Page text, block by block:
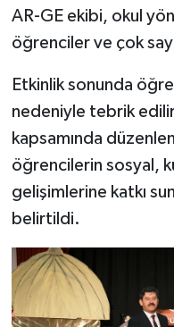
AR-GE ekibi, okul
öğrenciler ve çok
Etkinlik sonunda
nedeniyle tebrik
kapsamında
öğrencilerin sosyal,
gelişimlerine katkı
belirtildi.